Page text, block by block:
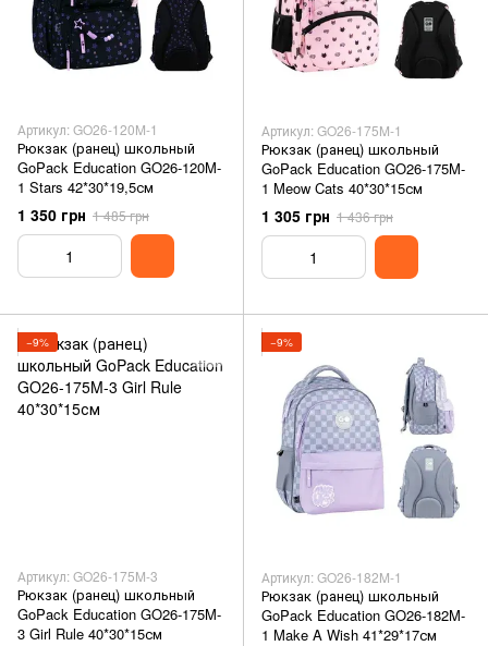
Артикул: GO26-120M-1
Рюкзак (ранец) школьный
GoPack Education GO26-120M-
1 Stars 42*30*19,5см
1 350 грн 1 485 грн
Артикул: GO26-175M-1
Рюкзак (ранец) школьный
GoPack Education GO26-175M-
1 Meow Cats 40*30*15см
1 305 грн 1 436 грн
−9%
Артикул: GO26-175M-3
Рюкзак (ранец) школьный
GoPack Education GO26-175M-
3 Girl Rule 40*30*15см
−9%
Артикул: GO26-182M-1
Рюкзак (ранец) школьный
GoPack Education GO26-182M-
1 Make A Wish 41*29*17см